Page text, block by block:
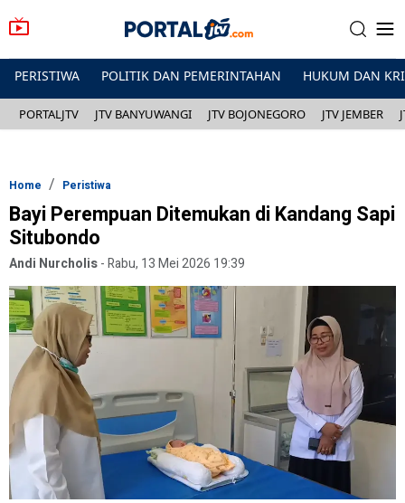
PERISTIWA POLITIK DAN PEMERINTAHAN HUKUM DAN
PORTALJTV JTV BANYUWANGI JTV BOJONEGORO JTV JEMBER
Home Peristiwa
Bayi Perempuan Ditemukan di Kandang Sapi
Situbondo
Andi Nurcholis-Rabu, 13 Mei 2026 19:39